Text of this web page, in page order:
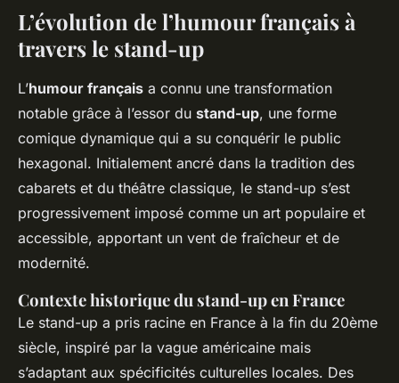
L’évolution de l’humour français à
travers le stand-up
L’humour français a connu une transformation
notable grâce à l’essor du stand-up, une forme
comique dynamique qui a su conquérir le public
hexagonal. Initialement ancré dans la tradition des
cabarets et du théâtre classique, le stand-up s’est
progressivement imposé comme un art populaire et
accessible, apportant un vent de fraîcheur et de
modernité.
Contexte historique du stand-up en France
Le stand-up a pris racine en France à la fin du 20ème
siècle, inspiré par la vague américaine mais
s’adaptant aux spécificités culturelles locales. Des